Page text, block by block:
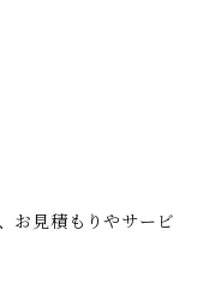
お見積もりやサービ